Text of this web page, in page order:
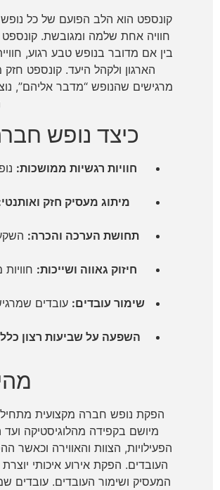
קונספט הוא הלב הפועם של כל נופש
חוויה אחת שלמה ומגובשת.
בין אם מדובר בנופש טבע רגוע,
הארגון ולקהל היעד. קונספט
מרגישים שהנופש “מדבר אליהם”,
כיצד נופש
חוויות רגשיות ממושכות:
מיתוג מעסיק חזק
תחושת הערכה והכרה:
חיזוק גאווה ושייכות:
שימור עובדים: עובדים
השפעה על שביעות רצון
הפקת נופש חברה מקצועית
מיושם בקפידה מהלוגיסטיקה
הפעילויות, הצוות והאווירה
העובדים. הפקת אירוע איכותי
המעסיק ושימור העובדים. עובדים